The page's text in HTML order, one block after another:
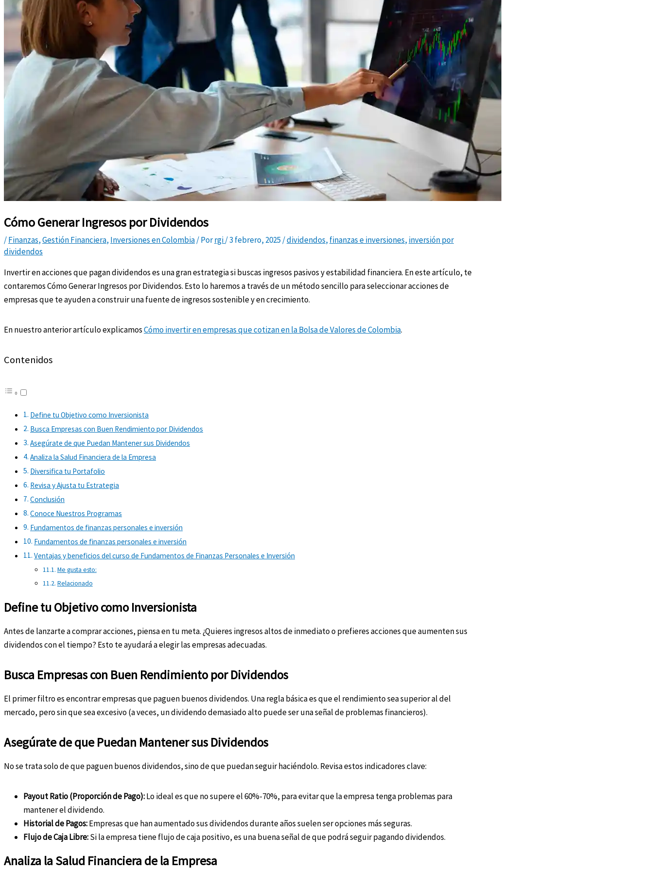
Cómo Generar Ingresos por Dividendos
/Finanzas,Gestión Financiera, Inversiones en Colombia/ Porrgi/3 febrero, 2025 /dividendos, finanzas e inversiones, inversión por
dividendos
Invertir en acciones que pagan dividendos es una gran estrategia si buscas ingresos pasivos y estabilidad financiera. En este artículo, te
contaremos Cómo Generar Ingresos por Dividendos. Esto lo haremos a través de un método sencillo para seleccionar acciones de
empresas que te ayuden a construir una fuente de ingresos sostenible y en crecimiento.
En nuestro anterior artículo explicamosCómo invertir en empresas que cotizan en la Bolsa de Valores de Colombia.
Contenidos
Define tu Objetivo como Inversionista
Busca Empresas con Buen Rendimiento por Dividendos
Asegúrate de que Puedan Mantener sus Dividendos
Analiza la Salud Financiera de la Empresa
Diversifica tu Portafolio
Revisa y Ajusta tu Estrategia
Conclusión
Conoce Nuestros Programas
Fundamentos de finanzas personales e inversión
Fundamentos de finanzas personales e inversión
Ventajas y beneficios del curso de Fundamentos de Finanzas Personales e Inversión
Me gusta esto:
Relacionado
Define tu Objetivo como Inversionista
Antes de lanzarte a comprar acciones, piensa en tu meta. ¿Quieres ingresos altos de inmediato o prefieres acciones que aumenten sus
dividendos con el tiempo? Esto te ayudará a elegir las empresas adecuadas.
Busca Empresas con Buen Rendimiento por Dividendos
El primer filtro es encontrar empresas que paguen buenos dividendos. Una regla básica es que el rendimiento sea superior al del
mercado, pero sin que sea excesivo (a veces, un dividendo demasiado alto puede ser una señal de problemas financieros).
Asegúrate de que Puedan Mantener sus Dividendos
No se trata solo de que paguen buenos dividendos, sino de que puedan seguir haciéndolo. Revisa estos indicadores clave:
Payout Ratio (Proporción de Pago):Lo ideal es que no supere el 60%-70%, para evitar que la empresa tenga problemas para
mantener el dividendo.
Historial de Pagos:Empresas que han aumentado sus dividendos durante años suelen ser opciones más seguras.
Flujo de Caja Libre:Si la empresa tiene flujo de caja positivo, es una buena señal de que podrá seguir pagando dividendos.
Analiza la Salud Financiera de la Empresa